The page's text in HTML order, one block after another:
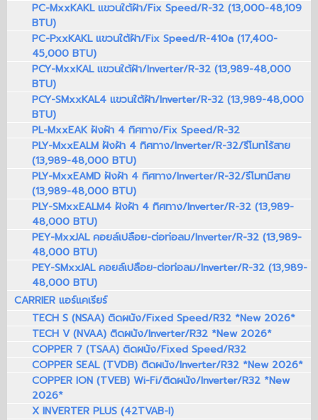
PC-MxxKAKL แขวนใต้ฝ้า/Fix Speed/R-32 (13,000-48,109
BTU)
PC-PxxKAKL แขวนใต้ฝ้า/Fix Speed/R-410a (17,400-
45,000 BTU)
PCY-MxxKAL แขวนใต้ฝ้า/Inverter/R-32 (13,989-48,000
BTU)
PCY-SMxxKAL4 แขวนใต้ฝ้า/Inverter/R-32 (13,989-48,000
BTU)
PL-MxxEAK ฝังฝ้า 4 ทิศทาง/Fix Speed/R-32
PLY-MxxEALM ฝังฝ้า 4 ทิศทาง/Inverter/R-32/รีโมทไร้สาย
(13,989-48,000 BTU)
PLY-MxxEAMD ฝังฝ้า 4 ทิศทาง/Inverter/R-32/รีโมทมีสาย
(13,989-48,000 BTU)
PLY-SMxxEALM4 ฝังฝ้า 4 ทิศทาง/Inverter/R-32 (13,989-
48,000 BTU)
PEY-MxxJAL คอยล์เปลือย-ต่อท่อลม/Inverter/R-32 (13,989-
48,000 BTU)
PEY-SMxxJAL คอยล์เปลือย-ต่อท่อลม/Inverter/R-32 (13,989-
48,000 BTU)
CARRIER แอร์แคเรียร์
TECH S (NSAA) ติดผนัง/Fixed Speed/R32 *New 2026*
TECH V (NVAA) ติดผนัง/Inverter/R32 *New 2026*
COPPER 7 (TSAA) ติดผนัง/Fixed Speed/R32
COPPER SEAL (TVDB) ติดผนัง/Inverter/R32 *New 2026*
COPPER ION (TVEB) Wi-Fi/ติดผนัง/Inverter/R32 *New
2026*
X INVERTER PLUS (42TVAB-I)